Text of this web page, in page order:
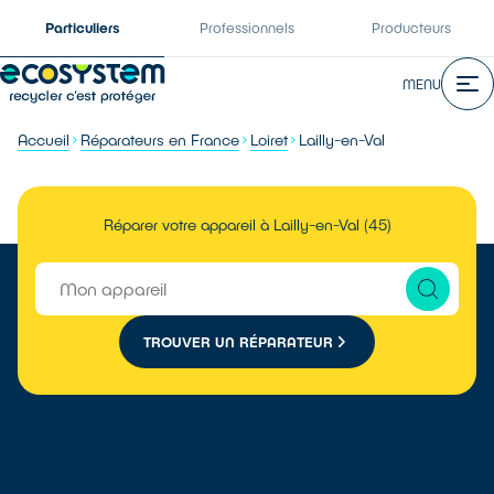
Particuliers Professionnels Producteurs
MENU
Accueil Réparateurs en France Loiret Lailly-en-Val
Réparer votre appareil à Lailly-en-Val (45)
TROUVER UN RÉPARATEUR